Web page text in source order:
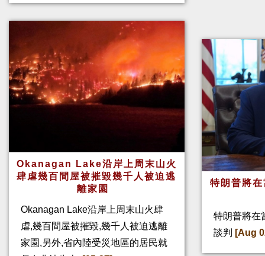
Okanagan Lake沿岸上周末山火
肆虐幾百間屋被摧毀幾千人被迫逃
離家園
Okanagan Lake沿岸上周末山火肆
虐,幾百間屋被摧毀,幾千人被迫逃離
家園,另外,省內陸受災地區的居民就
特朗普將
特朗普將在
談判
[Aug